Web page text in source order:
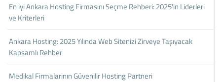
En iyi Ankara Hosting Firmasını Seçme Rehberi: 2025'in Liderleri
ve Kriterleri
Ankara Hosting: 2025 Yılında Web Sitenizi Zirveye Taşıyacak
Kapsamlı Rehber
Medikal Firmalarının Güvenilir Hosting Partneri